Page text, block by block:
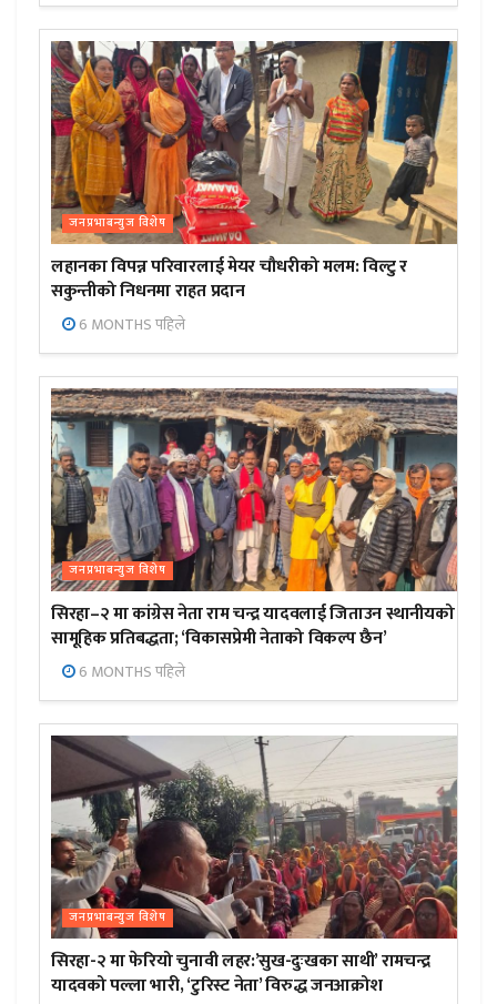
जनप्रभाबन्युज विशेष
लहानका विपन्न परिवारलाई मेयर चौधरीको मलम: विल्टु र
सकुन्तीको निधनमा राहत प्रदान
6 MONTHS पहिले
जनप्रभाबन्युज विशेष
सिरहा–२ मा कांग्रेस नेता राम चन्द्र यादवलाई जिताउन स्थानीयको
सामूहिक प्रतिबद्धता; ‘विकासप्रेमी नेताको विकल्प छैन’
6 MONTHS पहिले
जनप्रभाबन्युज विशेष
सिरहा-२ मा फेरियो चुनावी लहर:’सुख-दुःखका साथी’ रामचन्द्र
यादवको पल्ला भारी, ‘टुरिस्ट नेता’ विरुद्ध जनआक्रोश